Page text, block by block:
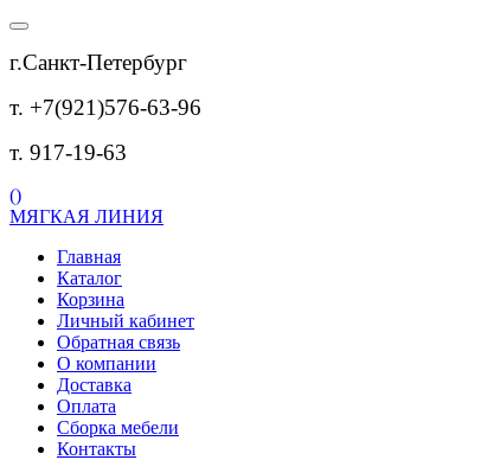
г.Санкт-Петербург
т. +7(921)576-63-96
т. 917-19-63
()
МЯГКАЯ ЛИНИЯ
Главная
Каталог
Корзина
Личный кабинет
Обратная связь
О компании
Доставка
Оплата
Сборка мебели
Контакты